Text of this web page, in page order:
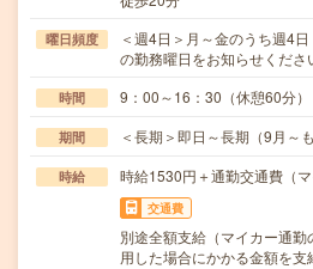
曜日頻度
＜週4日＞月～金のうち週4
の勤務曜日をお知らせくださ
時間 9：00～16：30（休憩60分）
期間 ＜長期＞即日～長期（9月～
時給 時給1530円＋通勤交通費（
交通費
別途全額支給（マイカー通
用した場合にかかる金額を支